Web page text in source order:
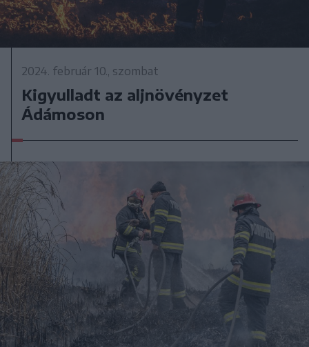
2024. február 10., szombat
Kigyulladt az aljnövényzet
Ádámoson